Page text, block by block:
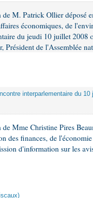
M. Patrick Ollier déposé
économiques, de
du jeudi 10 juillet 2008
Président de l'Assemblée
interparlementaire du
Mme Christine Pires
des finances, de
d'information sur les